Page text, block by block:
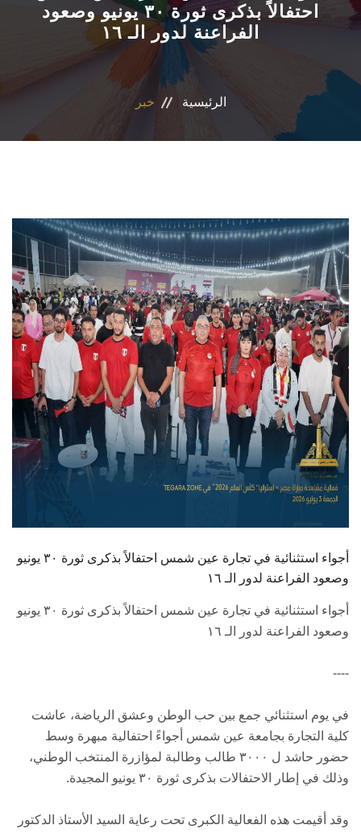
الأقسام العلمية
الوافدين
احتفالاً بذكرى ثورة ٣٠ يونيو وصعود
الفراعنة لدور الـ ١٦
الرئيسية خبر
أجواء استثنائية في تجارة عين شمس احتفالاً بذكرى ثورة ٣٠ يونيو
وصعود الفراعنة لدور الـ ١٦
أجواء استثنائية في تجارة عين شمس احتفالاً بذكرى ثورة ٣٠ يونيو
وصعود الفراعنة لدور الـ ١٦
----
​في يوم استثنائي جمع بين حب الوطن وعشق الرياضة، عاشت
كلية التجارة بجامعة عين شمس أجواءً احتفالية مبهرة وسط
حضور حاشد ل ٣٠٠٠ طالب وطالبة لمؤازرة المنتخب الوطني،
وذلك في إطار الاحتفالات بذكرى ثورة ٣٠ يونيو المجيدة.
وقد أقيمت هذه الفعالية الكبرى تحت رعاية السيد الأستاذ الدكتور